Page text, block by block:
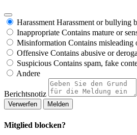
Harassment Harassment or bullying
Inappropriate Contains mature or
Misinformation Contains misleading
Offensive Contains abusive or
Suspicious Contains spam, fake
Andere
Berichtsnotiz
Melden
Mitglied blocken?